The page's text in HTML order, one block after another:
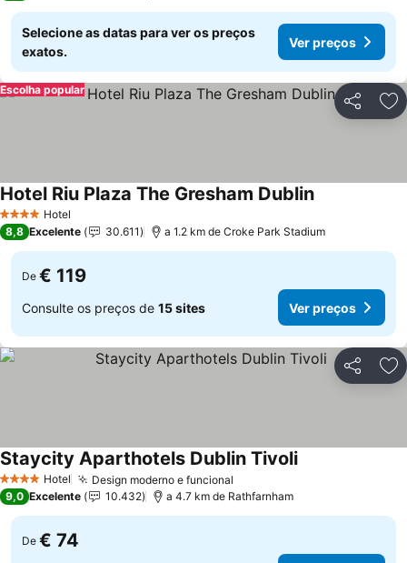
Selecione as datas para ver os preços
exatos.
Ver preços
Partilhar
Escolha popular
4 EstrelasHotel
Hotel Riu Plaza The Gresham DublinVer preços
8,8 Excelente 30.611 a 1.2 km de Croke Park Stadium
De € 119
Consulte os preços de 15 sites Ver preços
Partilhar
4 EstrelasHotel Design moderno e funcional
Staycity Aparthotels Dublin TivoliVer preços
9,0 Excelente 10.432 a 4.7 km de Rathfarnham
De € 74